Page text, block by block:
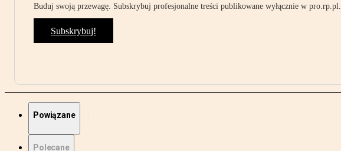
Buduj swoją przewagę. Subskrybuj profesjonalne treści publikowane wyłącznie w pro.rp.pl.
Subskrybuj!
Powiązane
Polecane